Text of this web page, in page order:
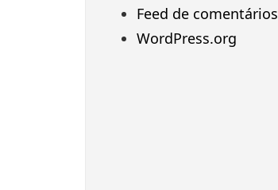
Feed de comentários
WordPress.org